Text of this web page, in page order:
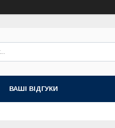
ВАШІ ВІДГУКИ